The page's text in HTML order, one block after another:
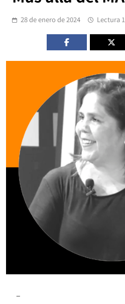
28 de enero de 2024 Lectura
–